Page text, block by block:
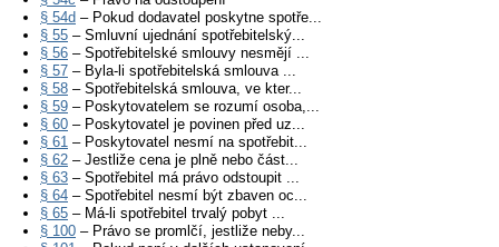
§ 54d – Pokud dodavatel poskytne spotře...
§ 55 – Smluvní ujednání spotřebitelský...
§ 56 – Spotřebitelské smlouvy nesmějí ...
§ 57 – Byla-li spotřebitelská smlouva ...
§ 58 – Spotřebitelská smlouva, ve kter...
§ 59 – Poskytovatelem se rozumí osoba,...
§ 60 – Poskytovatel je povinen před uz...
§ 61 – Poskytovatel nesmí na spotřebit...
§ 62 – Jestliže cena je plně nebo část...
§ 63 – Spotřebitel má právo odstoupit ...
§ 64 – Spotřebitel nesmí být zbaven oc...
§ 65 – Má-li spotřebitel trvalý pobyt ...
§ 100 – Právo se promlčí, jestliže neby...